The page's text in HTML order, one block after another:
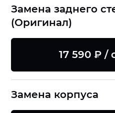
Замена заднего
(Оригинал)
17 590 ₽ /
Замена корпуса